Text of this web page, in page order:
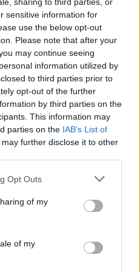
sensitive information for
use the below opt-out
Please note that after your
may continue seeing
information utilized by
to third parties prior to
opt-out of the further
by third parties on the
This information may
parties on the IAB’s List of
may further disclose it to other
Opt Outs
of my
of my
43 ετών και ο 21χρονος γιος της
σε μετωπική σύγκρουση με
στην επαρχιακή οδό Αμφίπολης
κοντά στην Παλαιοκώμη.
στο κέντρο της
Έσπασαν το
του οδηγού – «Μην κάνεις
του φώναζαν
των υψηλών ταχυτήτων το
όχημα έχασε τον έλεγχο και
πάνω σε κολονάκια.
σκάφη 152
σφαίρα με ανθρώπινο
έγγραφα